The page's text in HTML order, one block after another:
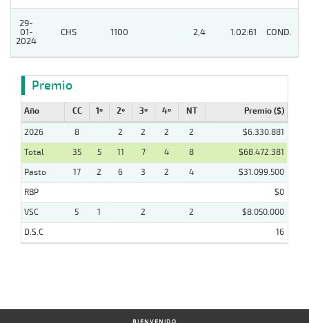
29-
01-
2024
CHS 1100 2,4 1:02:61 COND.
Premio
Año CC 1º 2º 3º 4º NT Premio ($)
2026 8 2 2 2 2
$6.330.881
Total
35 5 11 7 4 8
$68.472.381
Pasto
17 2 6 3 2 4
$31.099.500
RBP
$0
VSC
5 1 2 2
$8.050.000
D.S.C
16